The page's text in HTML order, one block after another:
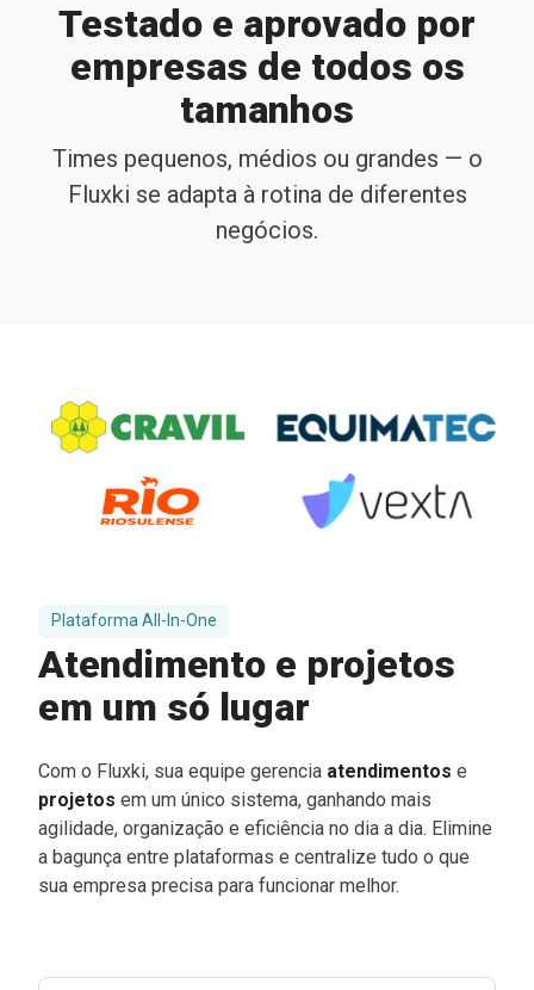
Testado e aprovado por
empresas de todos os
tamanhos
Times pequenos, médios ou grandes — o
Fluxki se adapta à rotina de diferentes
negócios.
Plataforma All-In-One
Atendimento e projetos
em um só lugar
Com o Fluxki, sua equipe gerencia atendimentos e
projetos em um único sistema, ganhando mais
agilidade, organização e eficiência no dia a dia. Elimine
a bagunça entre plataformas e centralize tudo o que
sua empresa precisa para funcionar melhor.